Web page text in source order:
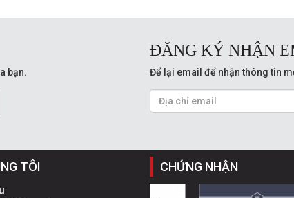
bạn.
ĐĂNG KÝ NHẬN
Để lại email để nhận thông tin
TÔI CHỨNG NHẬN